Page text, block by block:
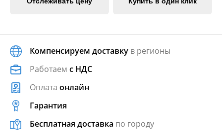
Компенсируем доставку в регионы
Работаем с НДС
Оплата онлайн
Гарантия
Бесплатная доставка по городу